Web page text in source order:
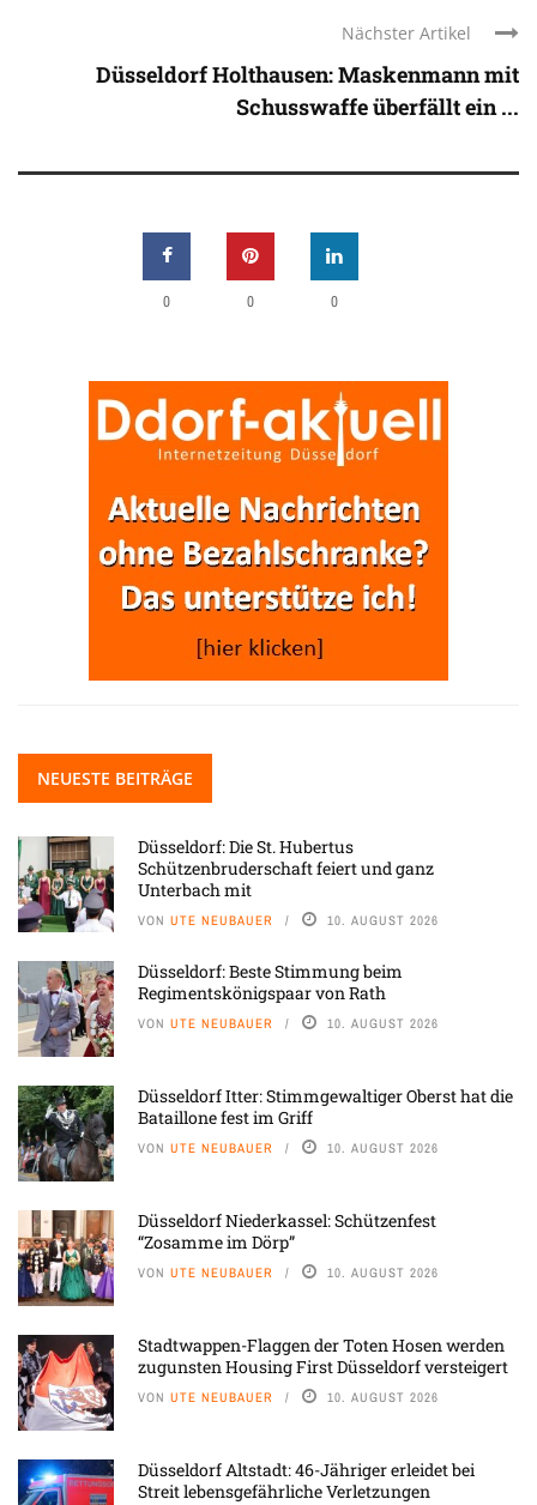
Nächster Artikel
Düsseldorf Holthausen: Maskenmann mit
Schusswaffe überfällt ein ...
0 0 0
NEUESTE BEITRÄGE
Düsseldorf: Die St. Hubertus
Schützenbruderschaft feiert und ganz
Unterbach mit
VON UTE NEUBAUER 10. AUGUST 2026
Düsseldorf: Beste Stimmung beim
Regimentskönigspaar von Rath
VON UTE NEUBAUER 10. AUGUST 2026
Düsseldorf Itter: Stimmgewaltiger Oberst hat die
Bataillone fest im Griff
VON UTE NEUBAUER 10. AUGUST 2026
Düsseldorf Niederkassel: Schützenfest
“Zosamme im Dörp”
VON UTE NEUBAUER 10. AUGUST 2026
Stadtwappen-Flaggen der Toten Hosen werden
zugunsten Housing First Düsseldorf versteigert
VON UTE NEUBAUER 10. AUGUST 2026
Düsseldorf Altstadt: 46-Jähriger erleidet bei
Streit lebensgefährliche Verletzungen